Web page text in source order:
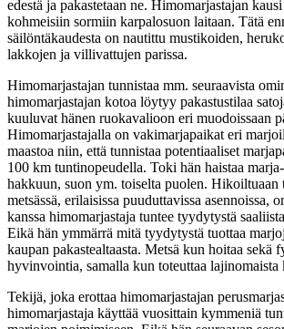
edestä ja pakastetaan ne. Himomarjastajan
kohmeisiin sormiin karpalosuon laitaan. Tätä
säilöntäkaudesta on nautittu mustikoiden,
lakkojen ja villivattujen parissa.
Himomarjastajan tunnistaa mm. seuraavista
himomarjastajan kotoa löytyy pakastustilaa
kuuluvat hänen ruokavalioon eri muodoissaan
Himomarjastajalla on vakimarjapaikat eri
maastoa niin, että tunnistaa potentiaaliset
100 km tuntinopeudella. Toki hän haistaa
hakkuun, suon ym. toiselta puolen. Hikoiltuaan
metsässä, erilaisissa puuduttavissa asennoissa,
kanssa himomarjastaja tuntee tyydytystä
Eikä hän ymmärrä mitä tyydytystä tuottaa
kaupan pakastealtaasta. Metsä kun hoitaa sekä
hyvinvointia, samalla kun toteuttaa lajinomaista
Tekijä, joka erottaa himomarjastajan
himomarjastaja käyttää vuosittain kymmeniä